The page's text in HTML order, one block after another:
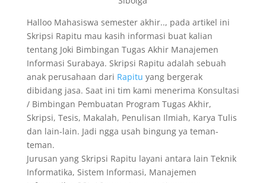
Halloo Mahasiswa semester akhir.., pada artikel ini
Skripsi Rapitu mau kasih informasi buat kalian
tentang Joki Bimbingan Tugas Akhir Manajemen
Informasi Surabaya. Skripsi Rapitu adalah sebuah
anak perusahaan dari Rapitu yang bergerak
dibidang jasa. Saat ini tim kami menerima Konsultasi
/ Bimbingan Pembuatan Program Tugas Akhir,
Skripsi, Tesis, Makalah, Penulisan Ilmiah, Karya Tulis
dan lain-lain. Jadi ngga usah bingung ya teman-
teman.
Jurusan yang Skripsi Rapitu layani antara lain Teknik
Informatika, Sistem Informasi, Manajemen